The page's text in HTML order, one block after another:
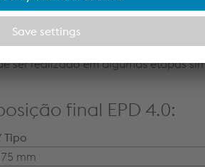
na medida do possível contra
sistema de posicionamento
a uma extensa pré-
ser realizado em algumas etapas
final EPD 4.0:
Tipo
mm